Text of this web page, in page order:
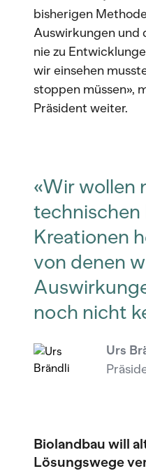
bisherigen
Auswirkungen und
nie zu
wir einsehen
stoppen müssen»,
Präsident weiter.
«Wir wollen
Kreationen
von denen
noch nicht
Urs
Biolandbau will
Lösungswege